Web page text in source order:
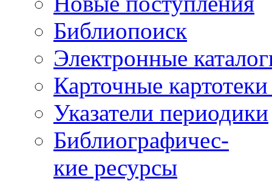
Библиопоиск
Электронные
Карточные
Указатели периодики
Библиографичес-
кие ресурсы